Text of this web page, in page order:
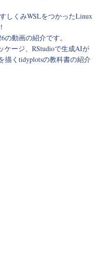
しくみWSLをつかったLinux
動画の紹介です。
ケージ、RStudioで生成AIが
描くtidyplotsの教科書の紹介